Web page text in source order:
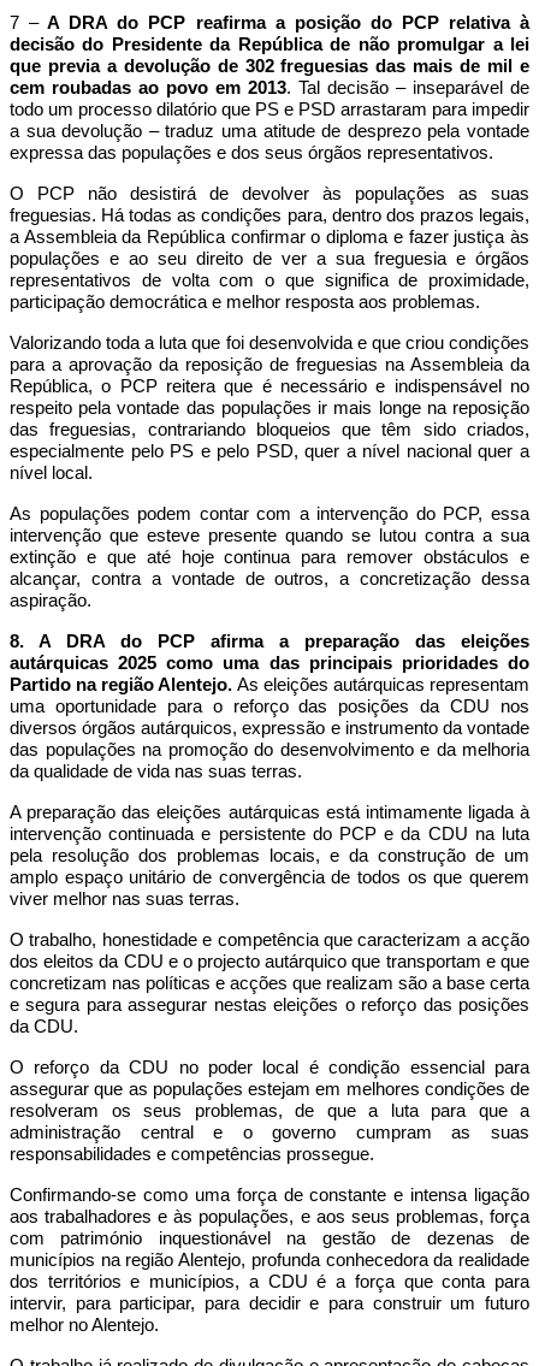
7 –A DRA do PCP reafirma a posição do PCP relativa à
decisão do Presidente da República de não promulgar a lei
que previa a devolução de 302 freguesias das mais de mil e
cem roubadas ao povo em 2013. Tal decisão – inseparável de
todo um processo dilatório que PS e PSD arrastaram para impedir
a sua devolução – traduz uma atitude de desprezo pela vontade
expressa das populações e dos seus órgãos representativos.
O PCP não desistirá de devolver às populações as suas
freguesias. Há todas as condições para, dentro dos prazos legais,
a Assembleia da República confirmar o diploma e fazer justiça às
populações e ao seu direito de ver a sua freguesia e órgãos
representativos de volta com o que significa de proximidade,
participação democrática e melhor resposta aos problemas.
Valorizando toda a luta que foi desenvolvida e que criou condições
para a aprovação da reposição de freguesias na Assembleia da
República, o PCP reitera que é necessário e indispensável no
respeito pela vontade das populações ir mais longe na reposição
das freguesias, contrariando bloqueios que têm sido criados,
especialmente pelo PS e pelo PSD, quer a nível nacional quer a
nível local.
As populações podem contar com a intervenção do PCP, essa
intervenção que esteve presente quando se lutou contra a sua
extinção e que até hoje continua para remover obstáculos e
alcançar, contra a vontade de outros, a concretização dessa
aspiração.
8. A DRA do PCP afirma a preparação das eleições
autárquicas 2025 como uma das principais prioridades do
Partido na região Alentejo. As eleições autárquicas representam
uma oportunidade para o reforço das posições da CDU nos
diversos órgãos autárquicos, expressão e instrumento da vontade
das populações na promoção do desenvolvimento e da melhoria
da qualidade de vida nas suas terras.
A preparação das eleições autárquicas está intimamente ligada à
intervenção continuada e persistente do PCP e da CDU na luta
pela resolução dos problemas locais, e da construção de um
amplo espaço unitário de convergência de todos os que querem
viver melhor nas suas terras.
O trabalho, honestidade e competência que caracterizam a acção
dos eleitos da CDU e o projecto autárquico que transportam e que
concretizam nas políticas e acções que realizam são a base certa
e segura para assegurar nestas eleições o reforço das posições
da CDU.
O reforço da CDU no poder local é condição essencial para
assegurar que as populações estejam em melhores condições de
resolveram os seus problemas, de que a luta para que a
administração central e o governo cumpram as suas
responsabilidades e competências prossegue.
Confirmando-se como uma força de constante e intensa ligação
aos trabalhadores e às populações, e aos seus problemas, força
com património inquestionável na gestão de dezenas de
municípios na região Alentejo, profunda conhecedora da realidade
dos territórios e municípios, a CDU é a força que conta para
intervir, para participar, para decidir e para construir um futuro
melhor no Alentejo.